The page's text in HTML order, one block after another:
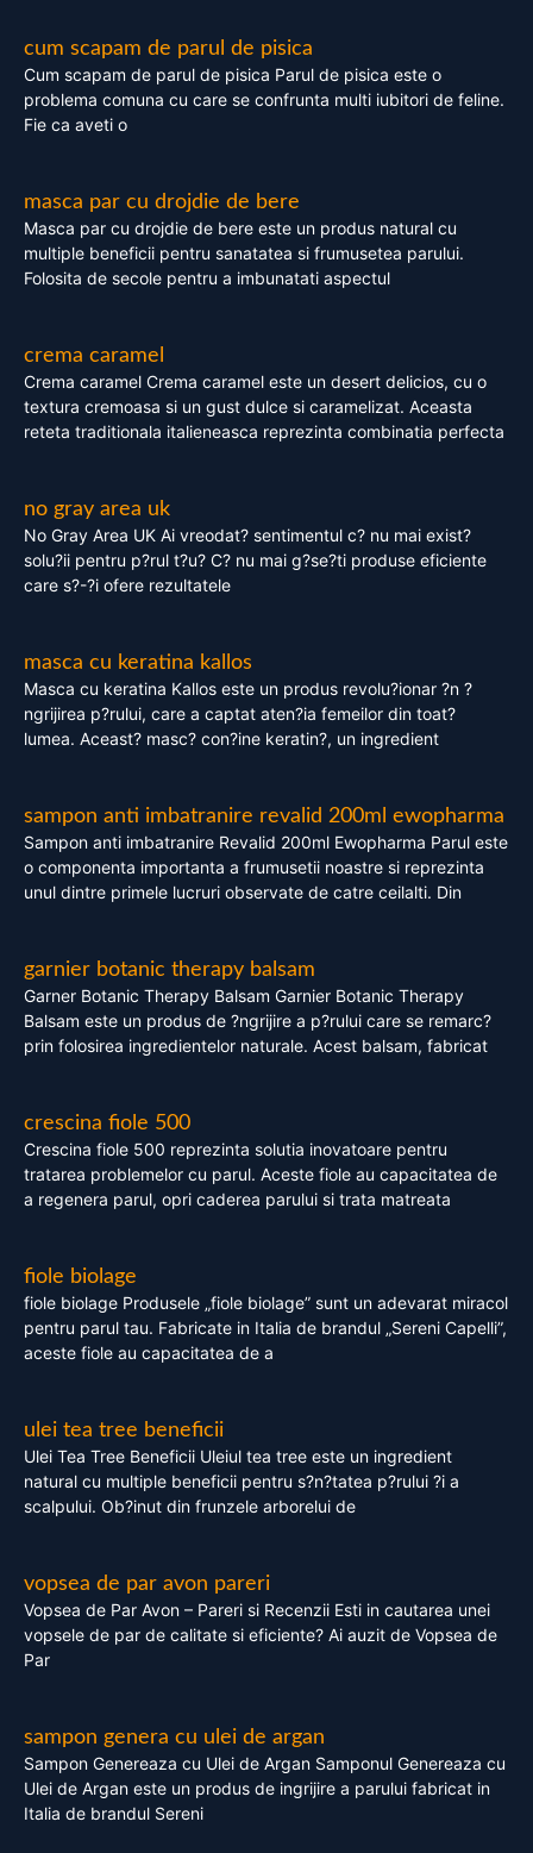
cum scapam de parul de pisica
Cum scapam de parul de pisica Parul de pisica este o
problema comuna cu care se confrunta multi iubitori de feline.
Fie ca aveti o
masca par cu drojdie de bere
Masca par cu drojdie de bere este un produs natural cu
multiple beneficii pentru sanatatea si frumusetea parului.
Folosita de secole pentru a imbunatati aspectul
crema caramel
Crema caramel Crema caramel este un desert delicios, cu o
textura cremoasa si un gust dulce si caramelizat. Aceasta
reteta traditionala italieneasca reprezinta combinatia perfecta
no gray area uk
No Gray Area UK Ai vreodat? sentimentul c? nu mai exist?
solu?ii pentru p?rul t?u? C? nu mai g?se?ti produse eficiente
care s?-?i ofere rezultatele
masca cu keratina kallos
Masca cu keratina Kallos este un produs revolu?ionar ?n ?
ngrijirea p?rului, care a captat aten?ia femeilor din toat?
lumea. Aceast? masc? con?ine keratin?, un ingredient
sampon anti imbatranire revalid 200ml ewopharma
Sampon anti imbatranire Revalid 200ml Ewopharma Parul este
o componenta importanta a frumusetii noastre si reprezinta
unul dintre primele lucruri observate de catre ceilalti. Din
garnier botanic therapy balsam
Garner Botanic Therapy Balsam Garnier Botanic Therapy
Balsam este un produs de ?ngrijire a p?rului care se remarc?
prin folosirea ingredientelor naturale. Acest balsam, fabricat
crescina fiole 500
Crescina fiole 500 reprezinta solutia inovatoare pentru
tratarea problemelor cu parul. Aceste fiole au capacitatea de
a regenera parul, opri caderea parului si trata matreata
fiole biolage
fiole biolage Produsele „fiole biolage” sunt un adevarat miracol
pentru parul tau. Fabricate in Italia de brandul „Sereni Capelli”,
aceste fiole au capacitatea de a
ulei tea tree beneficii
Ulei Tea Tree Beneficii Uleiul tea tree este un ingredient
natural cu multiple beneficii pentru s?n?tatea p?rului ?i a
scalpului. Ob?inut din frunzele arborelui de
vopsea de par avon pareri
Vopsea de Par Avon – Pareri si Recenzii Esti in cautarea unei
vopsele de par de calitate si eficiente? Ai auzit de Vopsea de
Par
sampon genera cu ulei de argan
Sampon Genereaza cu Ulei de Argan Samponul Genereaza cu
Ulei de Argan este un produs de ingrijire a parului fabricat in
Italia de brandul Sereni